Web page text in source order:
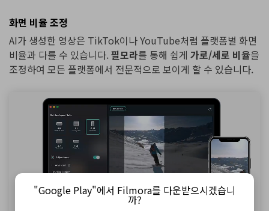
화면 비율 조정
AI가 생성한 영상은 TikTok이나 YouTube처럼 플랫폼별 화면
비율과 다를 수 있습니다.필모라를 통해 쉽게 가로/세로 비율을
조정하여 모든 플랫폼에서 전문적으로 보이게 할 수 있습니다.
"Google Play"에서 Filmora를 다운받으시겠습니
까?